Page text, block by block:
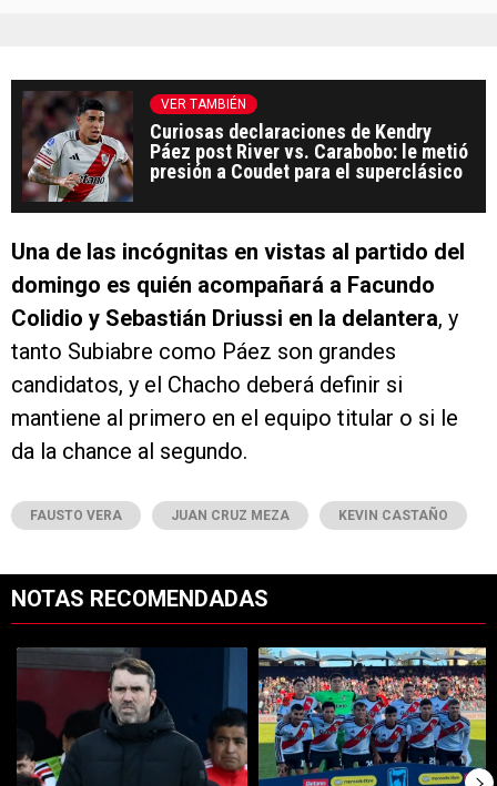
VER TAMBIÉN
Curiosas declaraciones de Kendry
Páez post River vs. Carabobo: le metió
presión a Coudet para el superclásico
Una de las incógnitas en vistas al partido del
domingo es quién acompañará a Facundo
Colidio y Sebastián Driussi en la delantera, y
tanto Subiabre como Páez son grandes
candidatos, y el Chacho deberá definir si
mantiene al primero en el equipo titular o si le
da la chance al segundo.
FAUSTO VERA JUAN CRUZ MEZA KEVIN CASTAÑO
NOTAS RECOMENDADAS
Un artículo de tendencia con el título "Coudet tras la derrota ante
Un artículo de tendencia con el